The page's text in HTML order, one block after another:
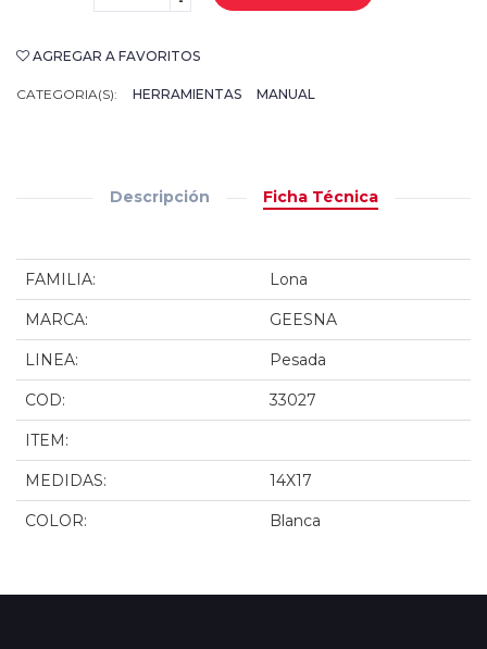
AGREGAR A FAVORITOS
CATEGORIA(S): HERRAMIENTAS MANUAL
Descripción Ficha Técnica
FAMILIA: Lona
MARCA: GEESNA
LINEA: Pesada
COD: 33027
ITEM:
MEDIDAS: 14X17
COLOR: Blanca